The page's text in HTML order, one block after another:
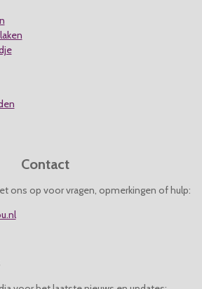
Contact
ons op voor vragen, opmerkingen of hulp: